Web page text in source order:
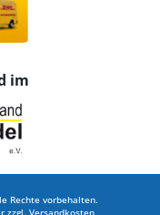
im
Rechte vorbehalten.